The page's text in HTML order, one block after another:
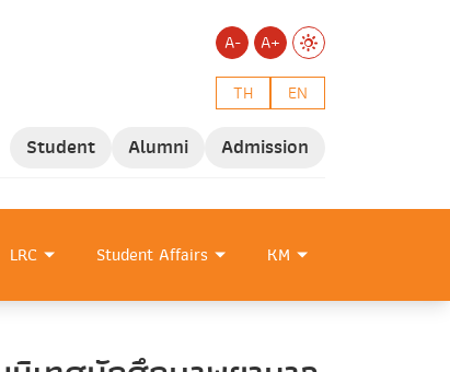
A-
A+
TH
EN
Student Alumni Admission
LRC Student Affairs KM